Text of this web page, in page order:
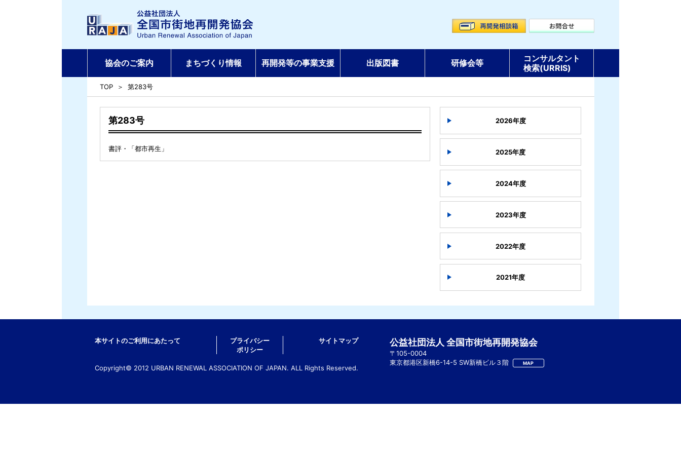
協会のご案内 まちづくり情報 再開発等の事業支援 出版図書 研修会等
コンサルタント
検索(URRIS)
TOP 第283号
第283号
書評・「都市再生」
2026年度
2025年度
2024年度
2023年度
2022年度
2021年度
本サイトのご利用にあたって
プライバシー
ポリシー
サイトマップ
Copyright© 2012 URBAN RENEWAL ASSOCIATION OF JAPAN. ALL Rights Reserved.
公益社団法人 全国市街地再開発協会
〒105-0004
東京都港区新橋6-14-5 SW新橋ビル３階
MAP